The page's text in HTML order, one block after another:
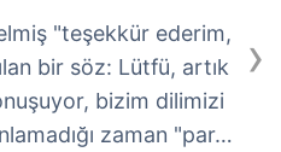
›
"teşekkür ederim,
bir söz: Lütfü, artık
bizim dilimizi
zaman "par…